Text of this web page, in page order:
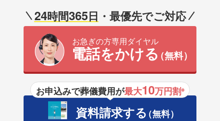
24時間365日 ・最優先でご対応
お急ぎの方専用ダイヤル
電話をかける（無料）
お申込みで葬儀費用が最大10万円割※
資料請求する（無料）